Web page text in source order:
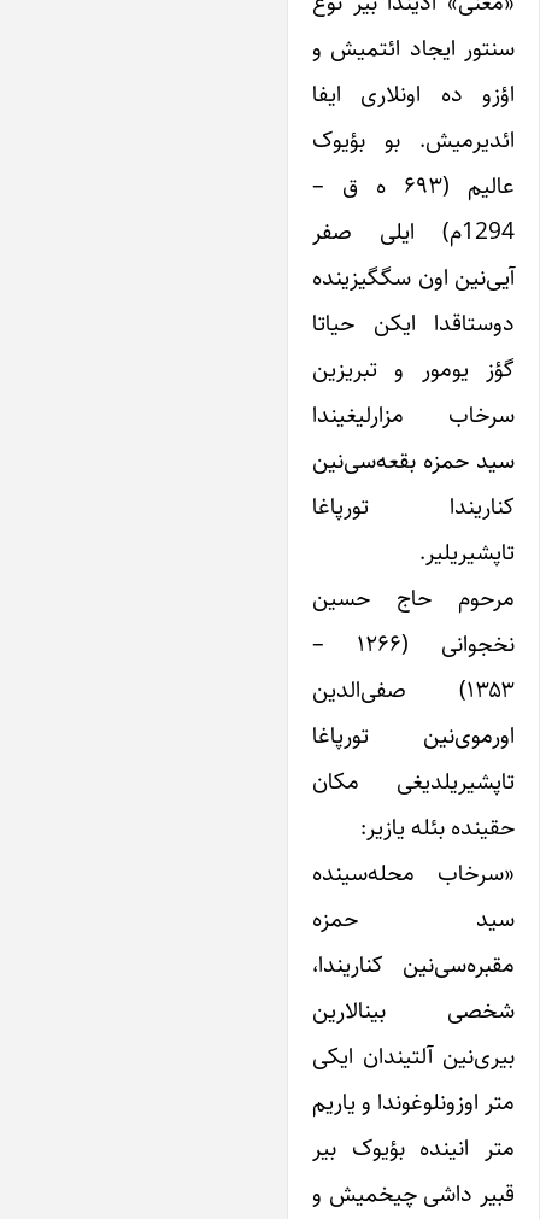
سنتور ایجاد ائتمیش و
اؤزو ده اونلاری ایفا
ائدیرمیش. بو بؤیوک
عالیم (۶۹۳ ه ق –
1294م) ایلی‌ صفر
آیی‌نین اون سگگیزینده
دوستاقدا ایکن حیاتا
گؤز یومور و تبریزین
سرخاب مزارلیغیندا
سید حمزه بقعه‌سی‌نین
کناریندا تورپاغا
تاپشیریلیر.
مرحوم حاج حسین
نخجوانی (۱۲۶۶ –
۱۳۵۳) صفی‌الدین
اورموی‌نین تورپاغا
تاپشیریلدیغی مکان
حقینده بئله یازیر:
«سرخاب محله‌سینده
سید حمزه
مقبره‌سی‌نین کناریندا،
شخصی بینالارین
بیری‌نین آلتیندان ایکی
متر اوزونلوغوندا و یاریم
متر انینده بؤیوک بیر
قبیر داشی چیخمیش و